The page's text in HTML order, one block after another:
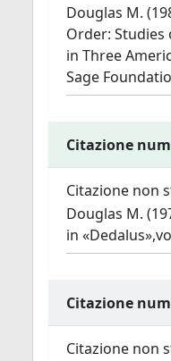
Douglas M.
Order: Studies
in Three
Sage
Citazione
Citazione non
Douglas M.
in
Citazione
Citazione non